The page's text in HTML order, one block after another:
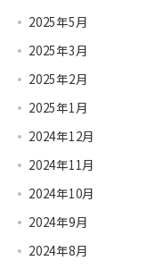
2025年5月
2025年3月
2025年2月
2025年1月
2024年12月
2024年11月
2024年10月
2024年9月
2024年8月